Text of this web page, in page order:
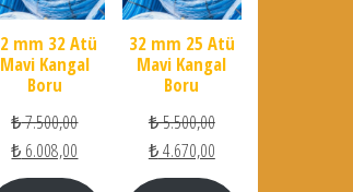
₺ 4.600,00.
fiyat: ₺ 2.885,00.
mm 32 Atü
Mavi Kangal
Boru
₺7.500,00Orijinal fiyat: ₺ 7.500,00.
₺ 6.008,00 Şu andaki fiyat: ₺ 6.008,00.
32 mm 25 Atü
Mavi Kangal
Boru
₺5.500,00Orijinal fiyat: ₺
₺4.670,00Şu andaki fiyat: ₺